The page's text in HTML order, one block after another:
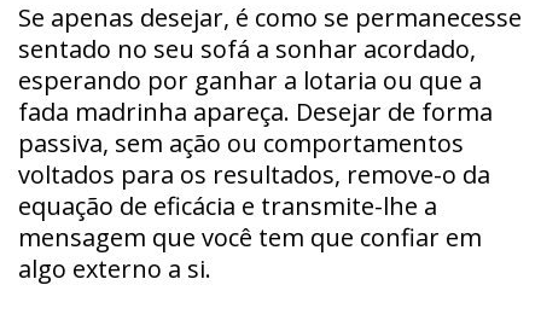
Se apenas desejar, é como se permanecesse
sentado no seu sofá a sonhar acordado,
esperando por ganhar a lotaria ou que a
fada madrinha apareça. Desejar de forma
passiva, sem ação ou comportamentos
voltados para os resultados, remove-o da
equação de eficácia e transmite-lhe a
mensagem que você tem que confiar em
algo externo a si.